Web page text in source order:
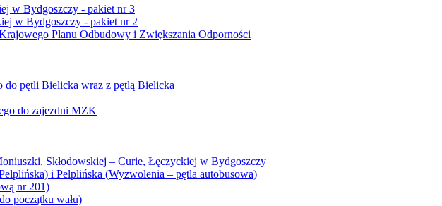
w Bydgoszczy - pakiet nr 3
w Bydgoszczy - pakiet nr 2
Planu Odbudowy i Zwiększania Odporności
do pętli Bielicka wraz z pętlą Bielicka
do zajezdni MZK
Skłodowskiej – Curie, Łęczyckiej w Bydgoszczy
i Pelplińska (Wyzwolenia – pętla autobusowa)
nr 201)
początku wału)